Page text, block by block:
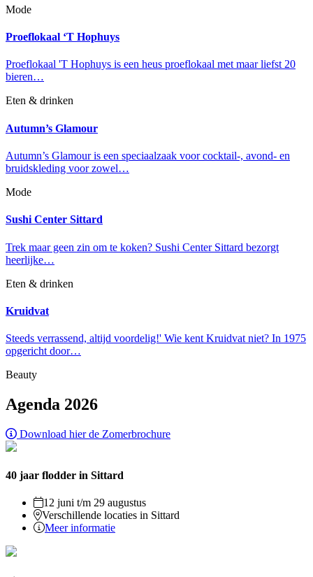
Mode
Proeflokaal ‘T Hophuys
Proeflokaal 'T Hophuys is een heus proeflokaal met maar liefst 20
bieren…
Eten & drinken
Autumn’s Glamour
Autumn’s Glamour is een speciaalzaak voor cocktail-, avond- en
bruidskleding voor zowel…
Mode
Sushi Center Sittard
Trek maar geen zin om te koken? Sushi Center Sittard bezorgt
heerlijke…
Eten & drinken
Kruidvat
Steeds verrassend, altijd voordelig!' Wie kent Kruidvat niet? In 1975
opgericht door…
Beauty
Agenda 2026
Download hier de Zomerbrochure
40 jaar flodder in Sittard
12 juni t/m 29 augustus
Verschillende locaties in Sittard
Meer informatie